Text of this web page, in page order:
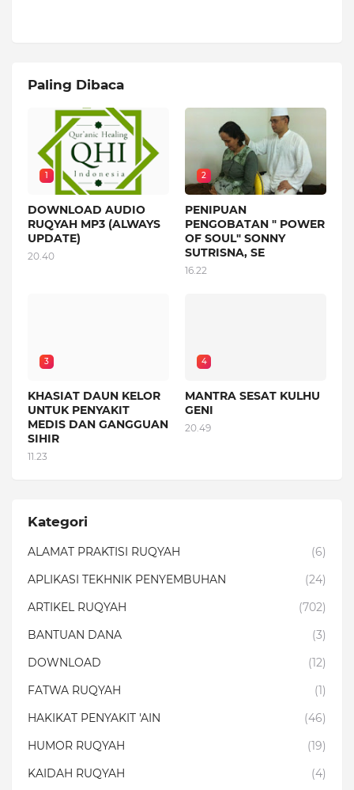
Paling Dibaca
1
DOWNLOAD AUDIO
RUQYAH MP3 (ALWAYS
UPDATE)
20.40
2
PENIPUAN
PENGOBATAN " POWER
OF SOUL" SONNY
SUTRISNA, SE
16.22
3
KHASIAT DAUN KELOR
UNTUK PENYAKIT
MEDIS DAN GANGGUAN
SIHIR
11.23
4
MANTRA SESAT KULHU
GENI
20.49
Kategori
ALAMAT PRAKTISI RUQYAH
(6)
APLIKASI TEKHNIK PENYEMBUHAN
(24)
ARTIKEL RUQYAH
(702)
BANTUAN DANA
(3)
DOWNLOAD
(12)
FATWA RUQYAH
(1)
HAKIKAT PENYAKIT 'AIN
(46)
HUMOR RUQYAH
(19)
KAIDAH RUQYAH
(4)